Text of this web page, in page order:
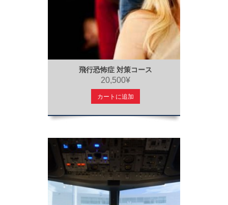
飛行恐怖症 対策コース
20,500¥
カートに追加